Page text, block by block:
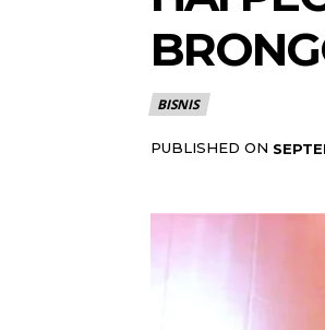
BISNIS
PUBLISHED ON